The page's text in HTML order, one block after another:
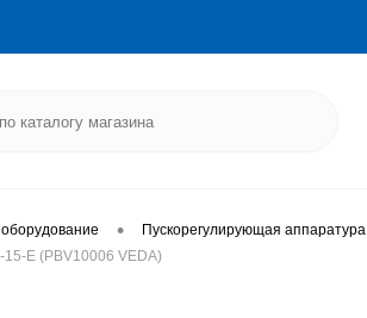
• Пускорегулирующая аппаратура
15-E (PBV10006 VEDA)